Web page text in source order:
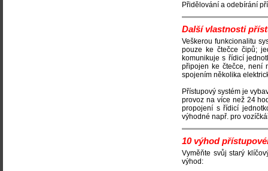
Přidělování a odebírání
Další vlastnosti
Veškerou funkcionalitu
pouze ke čtečce čipů;
komunikuje s řídicí
připojen ke čtečce, není
spojením několika
Přístupový systém je
provoz na více než 24
propojení s řídicí
výhodné např. pro
10 výhod
Vyměňte svůj starý
výhod: